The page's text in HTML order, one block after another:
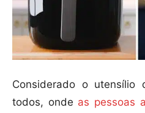
Considerado o utensílio
todos, onde as pessoas